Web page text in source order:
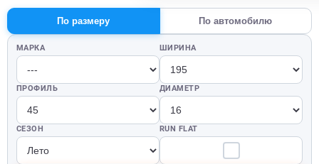
По размеру По автомобилю
МАРКА ШИРИНА
ПРОФИЛЬ ДИАМЕТР
СЕЗОН RUN FLAT